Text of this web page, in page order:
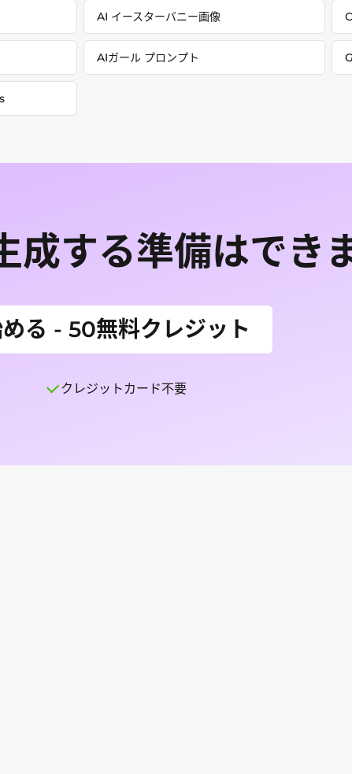
AI イースターバニー画像
AIガール プロンプト
成する準備はでき
る - 50無料クレジット
クレジットカード不要